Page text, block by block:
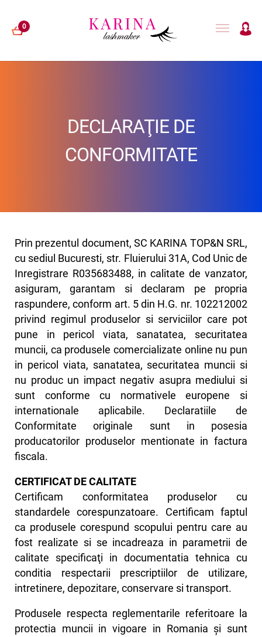
0
DECLARAŢIE DE
CONFORMITATE
Prin prezentul document, SC KARINA TOP&N SRL,
cu sediul Bucuresti, str. Fluierului 31A, Cod Unic de
Inregistrare R035683488, in calitate de vanzator,
asiguram, garantam si declaram pe propria
raspundere, conform art. 5 din H.G. nr. 102212002
privind regimul produselor si serviciilor care pot
pune in pericol viata, sanatatea, securitatea
muncii, ca produsele comercializate online nu pun
in pericol viata, sanatatea, securitatea muncii si
nu produc un impact negativ asupra mediului si
sunt conforme cu normativele europene si
internationale aplicabile. Declaratiile de
Conformitate originale sunt in posesia
producatorilor produselor mentionate in factura
fiscala.
CERTIFICAT DE CALITATE
Certificam conformitatea produselor cu
standardele corespunzatoare. Certificam faptul
ca produsele corespund scopului pentru care au
fost realizate si se incadreaza in parametrii de
calitate specificaţi in documentatia tehnica cu
conditia respectarii prescriptiilor de utilizare,
intretinere, depozitare, conservare si transport.
Produsele respecta reglementarile referitoare la
protectia muncii in vigoare in Romania şi sunt